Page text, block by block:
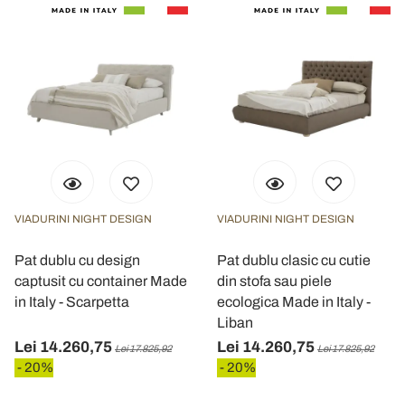
VIADURINI NIGHT DESIGN
Pat dublu cu design
captusit cu container Made
in Italy - Scarpetta
Lei 14.260,75 Lei 17.825,92
- 20%
VIADURINI NIGHT DESIGN
Pat dublu clasic cu cutie
din stofa sau piele
ecologica Made in Italy -
Liban
Lei 14.260,75 Lei 17.825,92
- 20%